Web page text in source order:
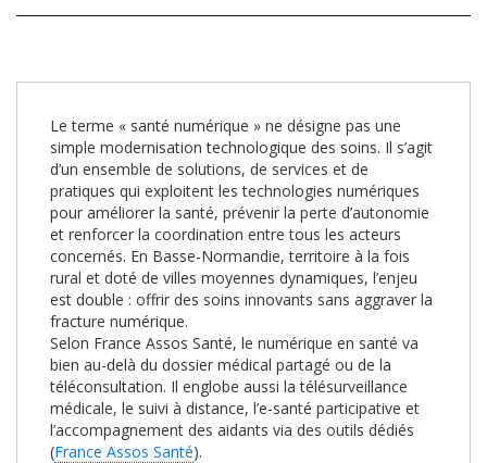
Le terme « santé numérique » ne désigne pas une
simple modernisation technologique des soins. Il s’agit
d’un ensemble de solutions, de services et de
pratiques qui exploitent les technologies numériques
pour améliorer la santé, prévenir la perte d’autonomie
et renforcer la coordination entre tous les acteurs
concernés. En Basse-Normandie, territoire à la fois
rural et doté de villes moyennes dynamiques, l’enjeu
est double : offrir des soins innovants sans aggraver la
fracture numérique.
Selon France Assos Santé, le numérique en santé va
bien au-delà du dossier médical partagé ou de la
téléconsultation. Il englobe aussi la télésurveillance
médicale, le suivi à distance, l’e-santé participative et
l’accompagnement des aidants via des outils dédiés
(France Assos Santé).